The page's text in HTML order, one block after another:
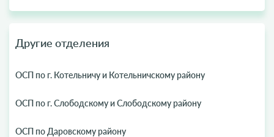
Другие отделения
ОСП по г. Котельничу и Котельничскому району
ОСП по г. Слободскому и Слободскому району
ОСП по Даровскому району